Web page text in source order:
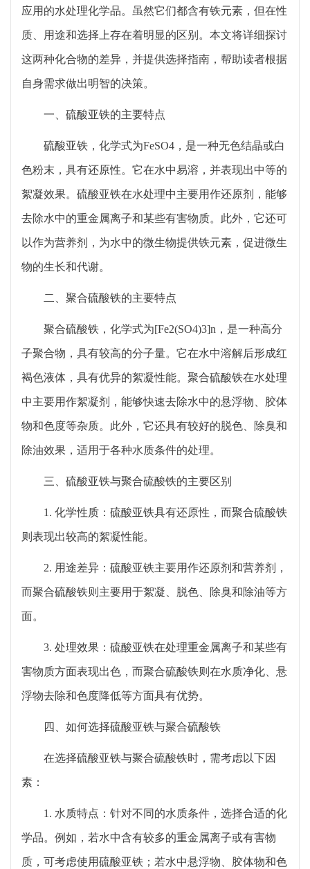
应用的水处理化学品。虽然它们都含有铁元素，但在性
质、用途和选择上存在着明显的区别。本文将详细探讨
这两种化合物的差异，并提供选择指南，帮助读者根据
自身需求做出明智的决策。
一、硫酸亚铁的主要特点
硫酸亚铁，化学式为FeSO4，是一种无色结晶或白
色粉末，具有还原性。它在水中易溶，并表现出中等的
絮凝效果。硫酸亚铁在水处理中主要用作还原剂，能够
去除水中的重金属离子和某些有害物质。此外，它还可
以作为营养剂，为水中的微生物提供铁元素，促进微生
物的生长和代谢。
二、聚合硫酸铁的主要特点
聚合硫酸铁，化学式为[Fe2(SO4)3]n，是一种高分
子聚合物，具有较高的分子量。它在水中溶解后形成红
褐色液体，具有优异的絮凝性能。聚合硫酸铁在水处理
中主要用作絮凝剂，能够快速去除水中的悬浮物、胶体
物和色度等杂质。此外，它还具有较好的脱色、除臭和
除油效果，适用于各种水质条件的处理。
三、硫酸亚铁与聚合硫酸铁的主要区别
1. 化学性质：硫酸亚铁具有还原性，而聚合硫酸铁
则表现出较高的絮凝性能。
2. 用途差异：硫酸亚铁主要用作还原剂和营养剂，
而聚合硫酸铁则主要用于絮凝、脱色、除臭和除油等方
面。
3. 处理效果：硫酸亚铁在处理重金属离子和某些有
害物质方面表现出色，而聚合硫酸铁则在水质净化、悬
浮物去除和色度降低等方面具有优势。
四、如何选择硫酸亚铁与聚合硫酸铁
在选择硫酸亚铁与聚合硫酸铁时，需考虑以下因
素：
1. 水质特点：针对不同的水质条件，选择合适的化
学品。例如，若水中含有较多的重金属离子或有害物
质，可考虑使用硫酸亚铁；若水中悬浮物、胶体物和色